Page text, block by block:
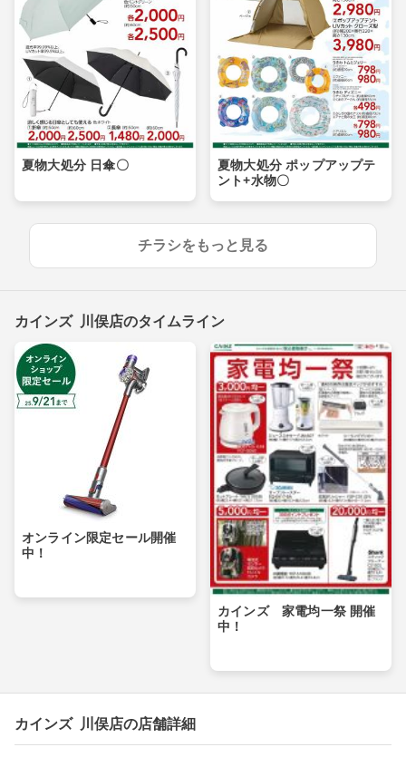
夏物大処分 日傘〇
夏物大処分 ポップアップテ
ント+水物〇
チラシをもっと見る
カインズ 川俣店のタイムライン
オンライン限定セール開催
中！
カインズ 家電均一祭 開催
中！
カインズ 川俣店の店舗詳細